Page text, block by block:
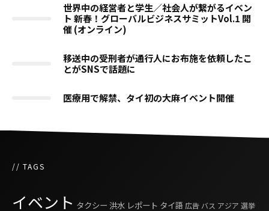
世界中の経営者と学生／社会人が繋がるイベン
ト 新春！グローバルビジネスサミットVol.1 開
催 (オンライン)
移送中の受刑者が通行人にお布施を依頼したこ
とがSNSで話題に
医療用で解禁、タイ初の大麻イベント開催
// TAGS
イベント タクシー 洪水 レポート タイ語 広告 バス アジア 選挙